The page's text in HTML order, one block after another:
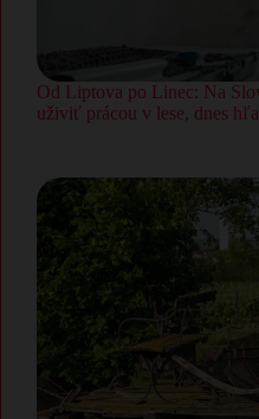
Od Liptova po Linec: Na
uživiť prácou v lese, dnes